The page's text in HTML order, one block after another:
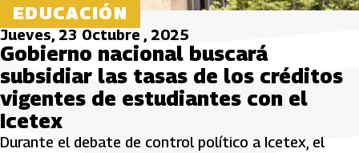
EDUCACIÓN
Jueves, 23 Octubre , 2025
Gobierno nacional buscará
subsidiar las tasas de los créditos
vigentes de estudiantes con el
Icetex
Durante el debate de control político a Icetex, el